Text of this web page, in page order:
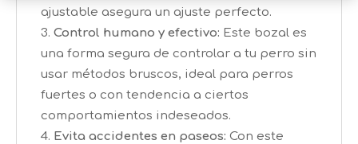
ajustable asegura un ajuste perfecto.
Control humano y efectivo: Este bozal es
una forma segura de controlar a tu perro sin
usar métodos bruscos, ideal para perros
fuertes o con tendencia a ciertos
comportamientos indeseados.
Evita accidentes en paseos: Con este